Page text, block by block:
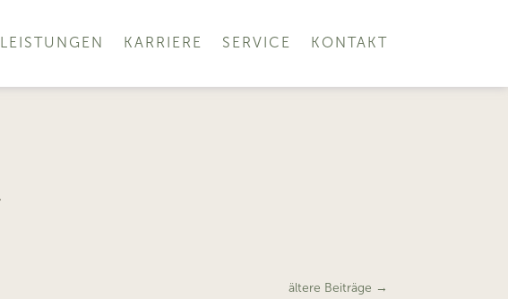
LEISTUNGEN KARRIERE SERVICE KONTAKT
ältere Beiträge →